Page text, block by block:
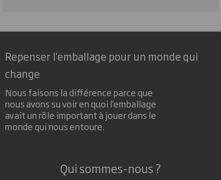
Repenser l’emballage pour un monde qui
change
Nous faisons la différence parce que
nous avons su voir en quoi l'emballage
avait un rôle important à jouer dans le
monde qui nous entoure.
Qui sommes-nous ?